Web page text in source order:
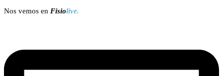
Nos vemos en Fisiolive.